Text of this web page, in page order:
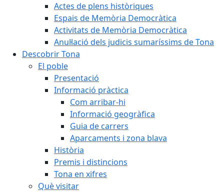
Actes de plens històriques
Espais de Memòria Democràtica
Activitats de Memòria Democràtica
Anul·lació dels judicis sumaríssims de Tona
Descobrir Tona
El poble
Presentació
Informació pràctica
Com arribar-hi
Informació geogràfica
Guia de carrers
Aparcaments i zona blava
Història
Premis i distincions
Tona en xifres
Què visitar